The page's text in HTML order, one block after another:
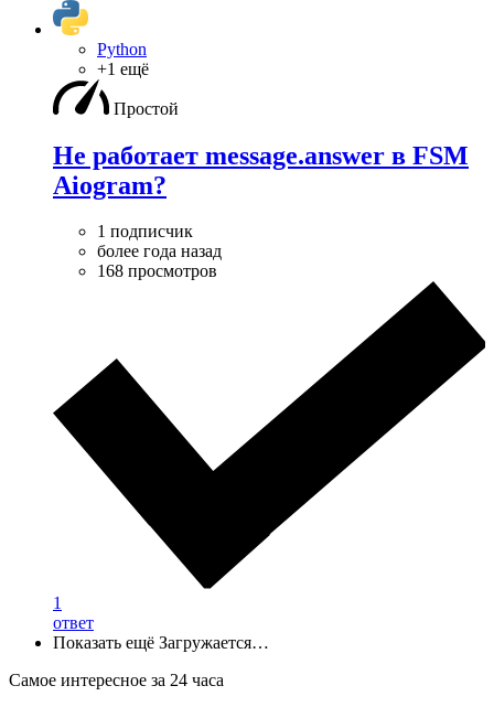
Python
+1 ещё
Простой
Не работает message.answer в FSM
Aiogram?
1 подписчик
более года назад
168 просмотров
1
ответ
Показать ещё Загружается…
Самое интересное за 24 часа